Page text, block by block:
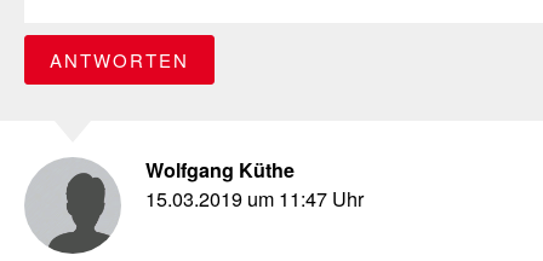
ANTWORTEN
Wolfgang Küthe
15.03.2019 um 11:47 Uhr